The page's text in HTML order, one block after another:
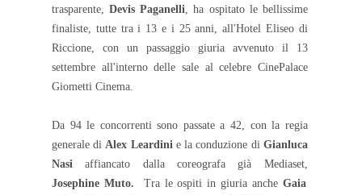
trasparente,Devis Paganelli , ha ospitato le bellissime
finaliste, tutte tra i 13 e i 25 anni, all'Hotel Eliseo di
Riccione, con un passaggio giuria avvenuto il 13
settembre all'interno delle sale al celebre CinePalace
Giometti Cinema.
Da 94 le concorrenti sono passate a 42, con la regia
generale di Alex Leardini e la conduzione di Gianluca
Nasiaffiancato dalla coreografa già Mediaset,
Josephine Muto. Tra le ospiti in giuria anche Gaia